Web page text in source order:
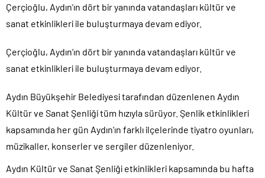
Çerçioğlu, Aydın’ın dört bir yanında vatandaşları kültür ve
sanat etkinlikleri ile buluşturmaya devam ediyor.
Çerçioğlu, Aydın’ın dört bir yanında vatandaşları kültür ve
sanat etkinlikleri ile buluşturmaya devam ediyor.
Aydın Büyükşehir Belediyesi tarafından düzenlenen Aydın
Kültür ve Sanat Şenliği tüm hızıyla sürüyor. Şenlik etkinlikleri
kapsamında her gün Aydın’ın farklı ilçelerinde tiyatro oyunları,
müzikaller, konserler ve sergiler düzenleniyor.
Aydın Kültür ve Sanat Şenliği etkinlikleri kapsamında bu hafta